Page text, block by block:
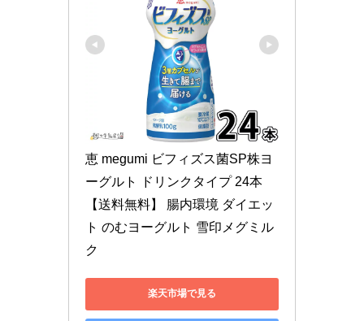
恵 megumi ビフィズス菌SP株ヨ
ーグルト ドリンクタイプ 24本
【送料無料】 腸内環境 ダイエッ
ト のむヨーグルト 雪印メグミル
ク
楽天市場で見る